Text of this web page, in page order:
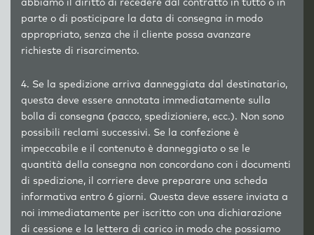
abbiamo il diritto di recedere dal contratto in tutto o in
parte o di posticipare la data di consegna in modo
appropriato, senza che il cliente possa avanzare
richieste di risarcimento.
4. Se la spedizione arriva danneggiata dal destinatario,
questa deve essere annotata immediatamente sulla
bolla di consegna (pacco, spedizioniere, ecc.). Non sono
possibili reclami successivi. Se la confezione è
impeccabile e il contenuto è danneggiato o se le
quantità della consegna non concordano con i documenti
di spedizione, il corriere deve preparare una scheda
informativa entro 6 giorni. Questa deve essere inviata a
noi immediatamente per iscritto con una dichiarazione
di cessione e la lettera di carico in modo che possiamo